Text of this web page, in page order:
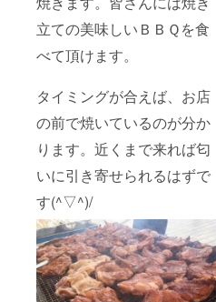
立ての美味しいＢＢＱを食
べて頂けます。
タイミングが合えば、お店
の前で焼いているのが分か
ります。近くまで来れば匂
いに引き寄せられるはずで
す(^▽^)/